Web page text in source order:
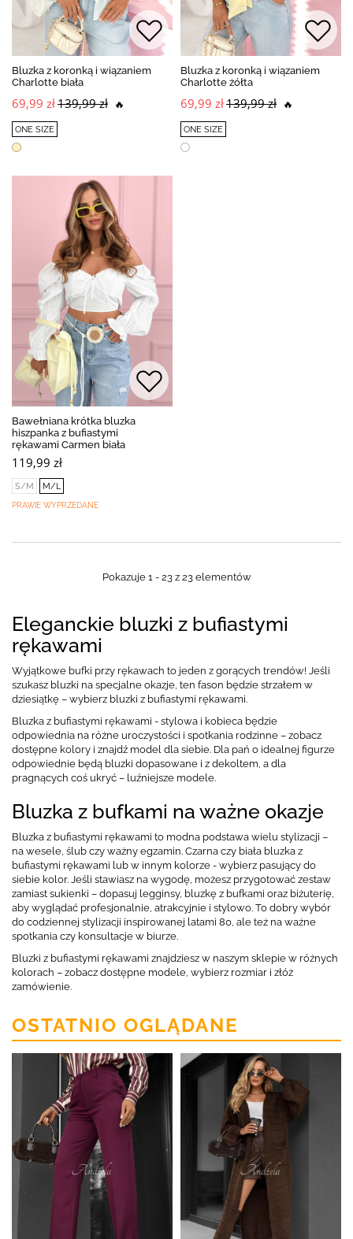
Bluzka z koronką i wiązaniem
Charlotte biała
69,99 zł139,99 zł 🔥
ONE SIZE
Bluzka z koronką i wiązaniem
Charlotte żółta
69,99 zł139,99 zł 🔥
ONE SIZE
Bawełniana krótka bluzka
hiszpanka z bufiastymi
rękawami Carmen biała
119,99 zł
S/M M/L
PRAWIE WYPRZEDANE
Pokazuje 1 - 23 z 23 elementów
Eleganckie bluzki z bufiastymi
rękawami
Wyjątkowe bufki przy rękawach to jeden z gorących trendów! Jeśli
szukasz bluzki na specjalne okazje, ten fason będzie strzałem w
dziesiątkę – wybierz bluzki z bufiastymi rękawami.
Bluzka z bufiastymi rękawami - stylowa i kobieca będzie
odpowiednia na różne uroczystości i spotkania rodzinne – zobacz
dostępne kolory i znajdź model dla siebie. Dla pań o idealnej figurze
odpowiednie będą bluzki dopasowane i z dekoltem, a dla
pragnących coś ukryć – luźniejsze modele.
Bluzka z bufkami na ważne okazje
Bluzka z bufiastymi rękawami to modna podstawa wielu stylizacji –
na wesele, ślub czy ważny egzamin. Czarna czy biała bluzka z
bufiastymi rękawami lub w innym kolorze - wybierz pasujący do
siebie kolor. Jeśli stawiasz na wygodę, możesz przygotować zestaw
zamiast sukienki – dopasuj legginsy, bluzkę z bufkami oraz biżuterię,
aby wyglądać profesjonalnie, atrakcyjnie i stylowo. To dobry wybór
do codziennej stylizacji inspirowanej latami 80, ale też na ważne
spotkania czy konsultacje w biurze.
Bluzki z bufiastymi rękawami znajdziesz w naszym sklepie w różnych
kolorach – zobacz dostępne modele, wybierz rozmiar i złóż
zamówienie.
OSTATNIO OGLĄDANE